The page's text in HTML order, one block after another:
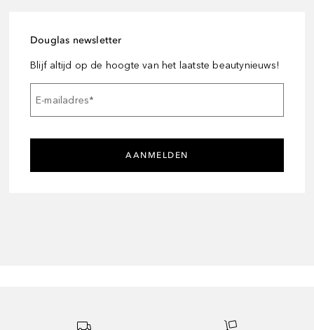
Douglas newsletter
Blijf altijd op de hoogte van het laatste beautynieuws!
E-mailadres*
AANMELDEN